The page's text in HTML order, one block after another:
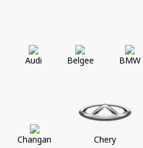
Audi Belgee BMW
Changan Chery